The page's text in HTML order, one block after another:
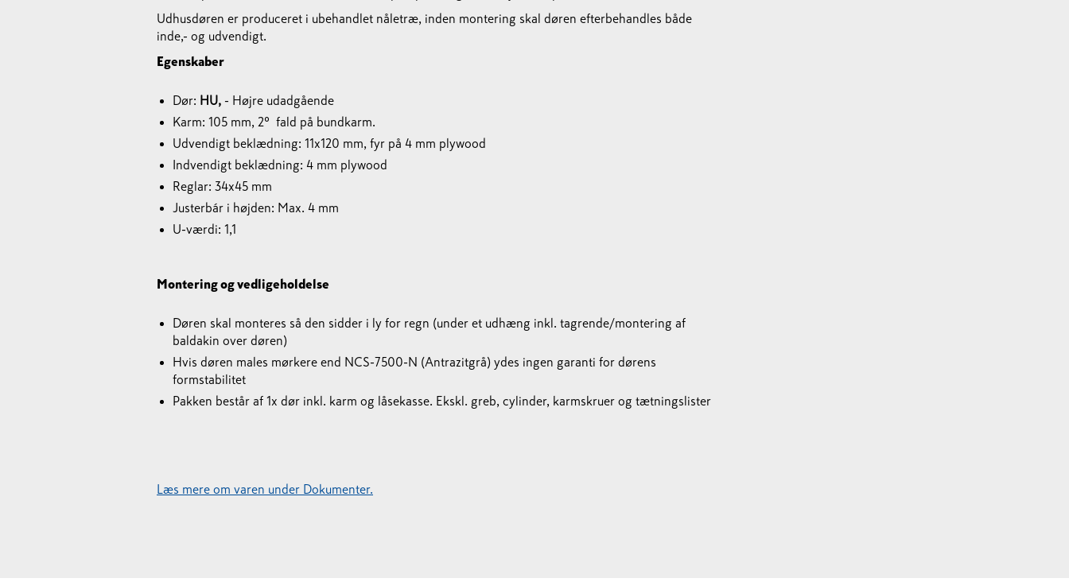
Udhusdøren er produceret i ubehandlet nåletræ, inden montering skal døren efterbehandles både
inde,- og udvendigt.
Egenskaber
Dør: HU, - Højre udadgående
Karm: 105 mm, 2º fald på bundkarm.
Udvendigt beklædning: 11x120 mm, fyr på 4 mm plywood
Indvendigt beklædning: 4 mm plywood
Reglar: 34x45 mm
Justerbár i højden: Max. 4 mm
U-værdi: 1,1
Montering og vedligeholdelse
Døren skal monteres så den sidder i ly for regn (under et udhæng inkl. tagrende/montering af
baldakin over døren)
Hvis døren males mørkere end NCS-7500-N (Antrazitgrå) ydes ingen garanti for dørens
formstabilitet
Pakken består af 1x dør inkl. karm og låsekasse. Ekskl. greb, cylinder, karmskruer og tætningslister
Læs mere om varen under Dokumenter.